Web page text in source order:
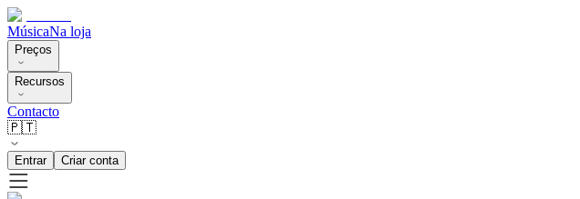
MúsicaNa loja
Preços
Recursos
Contacto
🇵🇹
Entrar Criar conta